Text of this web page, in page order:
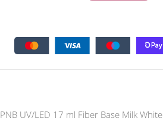
PNB UV/LED 17 ml Fiber Base Milk White